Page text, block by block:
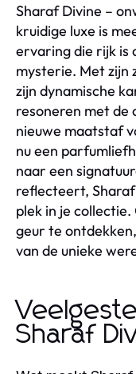
Sharaf Divine –
kruidige luxe is
ervaring die rijk is
mysterie. Met zijn
zijn dynamische
resoneren met de
nieuwe maatstaf
nu een
naar een
reflecteert,
plek in je
geur te
van de unieke
Sharaf